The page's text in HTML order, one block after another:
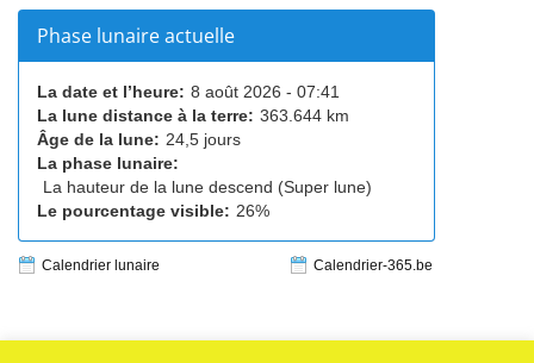
Phase lunaire actuelle
La date et l’heure: 8 août 2026 - 07:41
La lune distance à la terre: 363.644 km
Âge de la lune: 24,5 jours
La phase lunaire:
La hauteur de la lune descend (Super lune)
Le pourcentage visible: 26%
Calendrier lunaire Calendrier-365.be